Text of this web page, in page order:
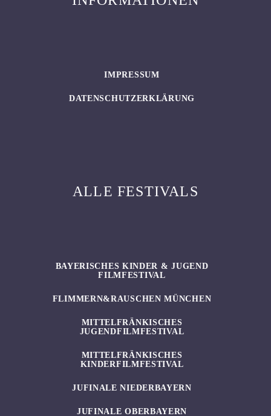
IMPRESSUM
DATENSCHUTZERKLÄRUNG
ALLE FESTIVALS
BAYERISCHES KINDER & JUGEND
FILMFESTIVAL
FLIMMERN&RAUSCHEN MÜNCHEN
MITTELFRÄNKISCHES
JUGENDFILMFESTIVAL
MITTELFRÄNKISCHES
KINDERFILMFESTIVAL
JUFINALE NIEDERBAYERN
JUFINALE OBERBAYERN